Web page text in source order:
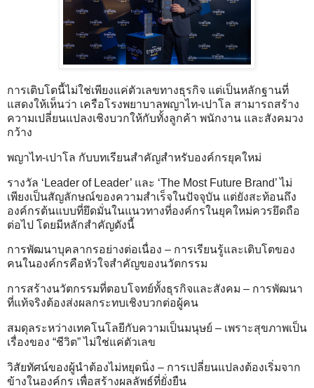
การเติบโตนี้ไม่ใช่เพียงแค่ตัวเลขทางธุรกิจ แต่เป็นหลักฐานที่
แสดงให้เห็นว่า เครือโรงพยาบาลพญาไท-เปาโล สามารถสร้าง
ความเปลี่ยนแปลงเชิงบวกให้กับทั้งลูกค้า พนักงาน และสังคมวง
กว้าง
พญาไท-เปาโล กับบทเรียนสำคัญสำหรับองค์กรยุคใหม่
รางวัล ‘Leader of Leader’ และ ‘The Most Future Brand’ ไม่
เพียงเป็นสัญลักษณ์ของความสำเร็จในปัจจุบัน แต่ยังสะท้อนถึง
องค์กรต้นแบบที่ยึดมั่นในแนวทางที่องค์กรในยุคใหม่ควรยึดถือ
ต่อไป โดยมีหลักสำคัญดังนี้
การพัฒนาบุคลากรอย่างต่อเนื่อง – การเรียนรู้และเติบโตของ
คนในองค์กรคือหัวใจสำคัญของนวัตกรรม
การสร้างนวัตกรรมที่ตอบโจทย์ทั้งธุรกิจและสังคม – การพัฒนา
ที่แท้จริงต้องส่งผลกระทบเชิงบวกต่อผู้คน
สมดุลระหว่างเทคโนโลยีกับความเป็นมนุษย์ – เพราะสุขภาพเป็น
เรื่องของ “ชีวิต” ไม่ใช่แค่ตัวเลข
วิสัยทัศน์ของผู้นำต้องไม่หยุดนิ่ง – การเปลี่ยนแปลงต้องเริ่มจาก
ข้างในองค์กร เพื่อสร้างผลลัพธ์ที่ยั่งยืน